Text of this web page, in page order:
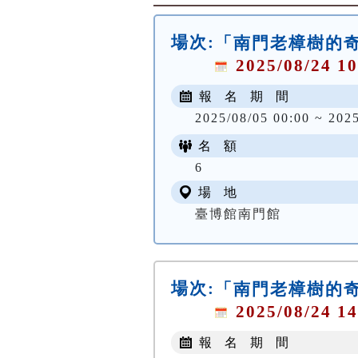
場次:
「南門老樟樹的
2025/08/24
報 名 期 間
2025/08/05 00:00 ~
名 額
6
場 地
臺博館南門館
場次:
「南門老樟樹的
2025/08/24
報 名 期 間